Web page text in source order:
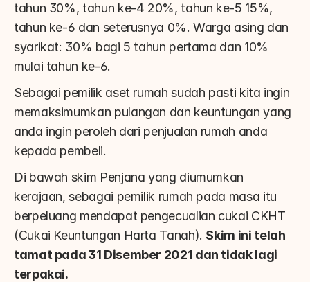
tahun 30%, tahun ke-4 20%, tahun ke-5 15%,
tahun ke-6 dan seterusnya 0%. Warga asing dan
syarikat: 30% bagi 5 tahun pertama dan 10%
mulai tahun ke-6.
Sebagai pemilik aset rumah sudah pasti kita ingin
memaksimumkan pulangan dan keuntungan yang
anda ingin peroleh dari penjualan rumah anda
kepada pembeli.
Di bawah skim Penjana yang diumumkan
kerajaan, sebagai pemilik rumah pada masa itu
berpeluang mendapat pengecualian cukai CKHT
(Cukai Keuntungan Harta Tanah). Skim ini telah
tamat pada 31 Disember 2021 dan tidak lagi
terpakai.